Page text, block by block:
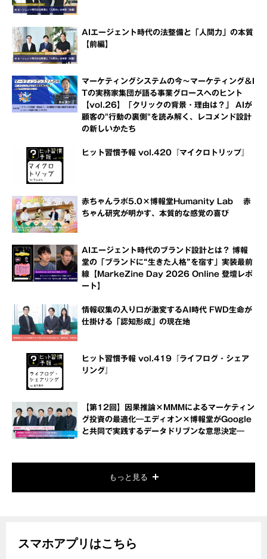
AIエージェント時代の法整備と「人間力」の本質
【前編】
マーケティングシステムの今～マーケティング＆I
Tの実務家集団が語る事業グロースへのヒント
【vol.26】「クリックの背景・理由は？」 AIが
顧客の"行動の裏側"を読み解く、レコメンド設計
の新しいかたち
ヒット習慣予報 vol.420『マイクロトリップ』
赤ちゃんラボ5.0×博報堂Humanity Lab 赤
ちゃん研究が明かす、本質的な感覚の喜び
AIエージェント時代のブランド設計とは？ 博報
堂の「ブランドに“生きた人格”を宿す」実装最前
線【MarkeZine Day 2026 Online 登壇レポ
ート】
情報収集の入り口が激変するAI時代 FWD生命が
仕掛ける「認知形成」の現在地
ヒット習慣予報 vol.419『ライフログ・シェア
リング』
【第12回】因果推論×MMMによるマーケティン
グ投資の最適化―エディオン×博報堂がGoogle
と共同で実践するデータドリブンな意思決定―
もっと見る
スマホアプリはこちら